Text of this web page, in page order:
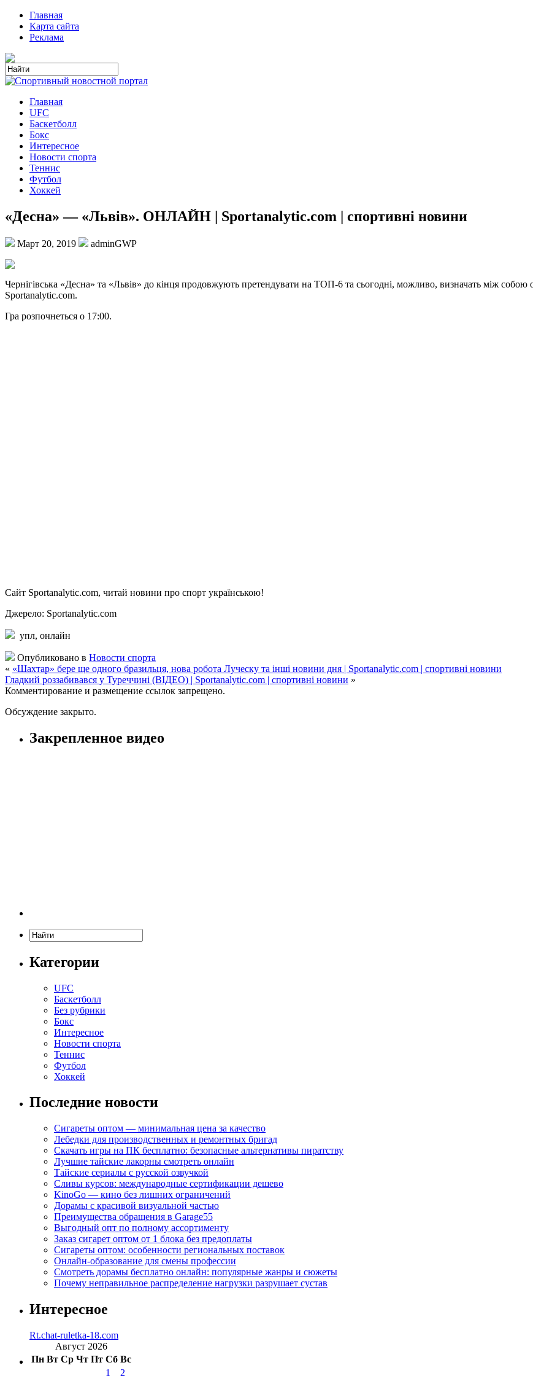
Главная
Карта сайта
Реклама
Главная
UFC
Баскетболл
Бокс
Интересное
Новости спорта
Теннис
Футбол
Хоккей
«Десна» — «Львів». ОНЛАЙН | Sportanalytic.com | спортивні новини
Март 20, 2019 adminGWP
Чeрнігівськa «Десна» та «Львів» до кінця продовжують претендувати на ТОП-6 та сьогодні, можливо, визначать між собою
Sportanalytic.com.
Гра розпочнеться о 17:00.
Сайт Sportanalytic.com, читай новини про спорт українською!
Джерело: Sportanalytic.com
упл, онлайн
Опубликовано в Новости спорта
« «Шахтар» бере ще одного бразильця, нова робота Луческу та інші новини дня | Sportanalytic.com | спортивні новини
Гладкий роззабивався у Туреччині (ВІДЕО) | Sportanalytic.com | спортивні новини »
Комментирование и размещение ссылок запрещено.
Обсуждение закрыто.
Закрепленное видео
Категории
UFC
Баскетболл
Без рубрики
Бокс
Интересное
Новости спорта
Теннис
Футбол
Хоккей
Последние новости
Сигареты оптом — минимальная цена за качество
Лебедки для производственных и ремонтных бригад
Скачать игры на ПК бесплатно: безопасные альтернативы пиратству
Лучшие тайские лакорны смотреть онлайн
Тайские сериалы с русской озвучкой
Сливы курсов: международные сертификации дешево
KinoGo — кино без лишних ограничений
Дорамы с красивой визуальной частью
Преимущества обращения в Garage55
Выгодный опт по полному ассортименту
Заказ сигарет оптом от 1 блока без предоплаты
Сигареты оптом: особенности региональных поставок
Онлайн-образование для смены профессии
Смотреть дорамы бесплатно онлайн: популярные жанры и сюжеты
Почему неправильное распределение нагрузки разрушает сустав
Интересное
Rt.chat-ruletka-18.com
Август 2026
Пн Вт Ср Чт Пт Сб Вс
1
2